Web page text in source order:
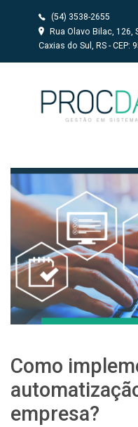
(54) 3538-2655
Rua Olavo Bilac, 126,
Caxias do Sul, RS - CEP:
Como
empresa?